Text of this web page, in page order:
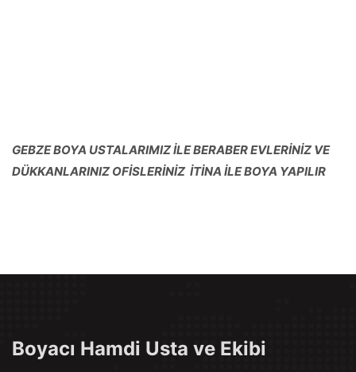
GEBZE BOYA USTALARIMIZ İLE BERABER EVLERİNİZ VE
DÜKKANLARINIZ OFİSLERİNİZ İTİNA İLE BOYA YAPILIR
Boyacı Hamdi Usta ve Ekibi